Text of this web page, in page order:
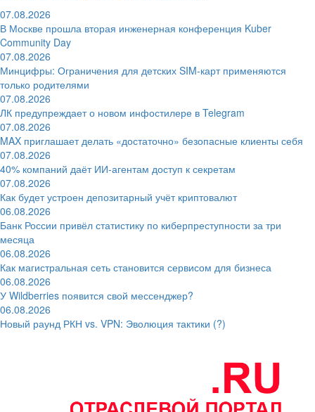
07.08.2026
В Москве прошла вторая инженерная конференция Kuber
Community Day
07.08.2026
Минцифры: Ограничения для детских SIM-карт применяются
только родителями
07.08.2026
ЛК предупреждает о новом инфостилере в Telegram
07.08.2026
MAX приглашает делать «достаточно» безопасные клиенты себя
07.08.2026
40% компаний даёт ИИ‑агентам доступ к секретам
07.08.2026
Как будет устроен депозитарный учёт криптовалют
06.08.2026
Банк России привёл статистику по киберпреступности за три
месяца
06.08.2026
Как магистральная сеть становится сервисом для бизнеса
06.08.2026
У Wildberries появится свой мессенджер?
06.08.2026
Новый раунд РКН vs. VPN: Эволюция тактики (?)